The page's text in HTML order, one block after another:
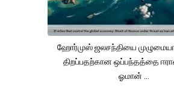
ஹோர்முஸ் ஜலசந்தியை
திறப்பதற்கான ஒப்பந்தத்தை
ஓமான் ...